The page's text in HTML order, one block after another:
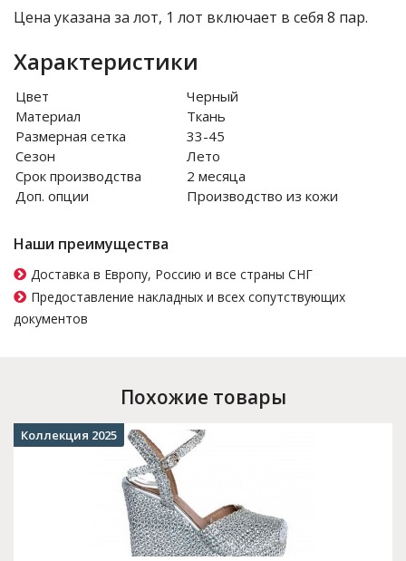
Цена указана за лот, 1 лот включает в себя 8 пар.
Характеристики
Цвет
Черный
Материал
Ткань
Размерная сетка
33-45
Сезон
Лето
Срок производства
2 месяца
Доп. опции
Производство из кожи
Наши преимущества
Доставка в Европу, Россию и все страны СНГ
Предоставление накладных и всех сопутствующих
документов
Похожие товары
Коллекция 2025